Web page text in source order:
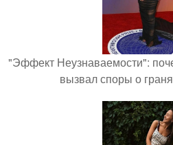
"Эффект Неузнаваемости":
вызвал споры о